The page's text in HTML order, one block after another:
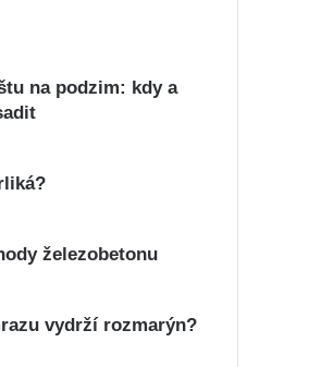
na podzim: kdy a
železobetonu
vydrží rozmarýn?